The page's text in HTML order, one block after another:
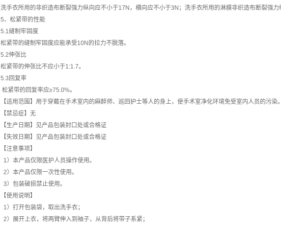
洗手衣所用的非织造布断裂强力纵向应不小于17N，横向应不小于3N；洗手衣所用的淋膜非织造布断裂强力
5、松紧带的性能
5.1缝制牢固度
松紧带的缝制牢固度应能承受10N的拉力不脱落。
5.2伸张比
松紧带的伸张比不应小于1:1.7。
5.3回复率
松紧带的回复率应≥75.0%。
【适用范围】用于穿戴在手术室内的麻醉师、巡回护士等人的身上，使手术室净化环境免受室内人员的污染。
【禁忌症】无
【生产日期】见产品包装封口处或合格证
【失效日期】见产品包装封口处或合格证
【注意事项】
1）本产品仅限医护人员操作使用。
2）本产品仅限一次性使用。
3）包装破损禁止使用。
【使用说明】
1）打开包装袋，取出洗手衣；
2）展开上衣，将两臂伸入到袖子，从背后将带子系紧；